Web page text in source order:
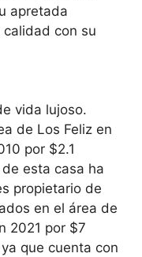
apretada
con su
vida lujoso.
de Los Feliz en
por $2.1
esta casa ha
propietario de
en el área de
2021 por $7
que cuenta con